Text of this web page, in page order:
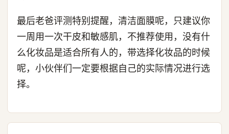
最后老爸评测特别提醒，清洁面膜呢，只建议你
一周用一次干皮和敏感肌，不推荐使用，没有什
么化妆品是适合所有人的，带选择化妆品的时候
呢，小伙伴们一定要根据自己的实际情况进行选
择。